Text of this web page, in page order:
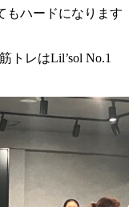
もハードになります
トレはLil’sol No.1